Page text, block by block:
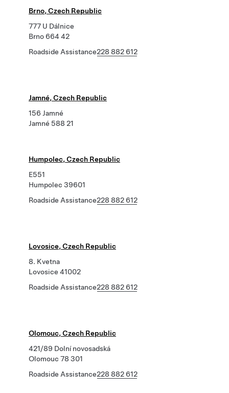
Brno, Czech Republic
777 U Dálnice
Brno 664 42
Roadside Assistance228 882 612
Jamné, Czech Republic
156 Jamné
Jamné 588 21
Humpolec, Czech Republic
E551
Humpolec 39601
Roadside Assistance228 882 612
Lovosice, Czech Republic
8. Kvetna
Lovosice 41002
Roadside Assistance228 882 612
Olomouc, Czech Republic
421/89 Dolní novosadská
Olomouc 78 301
Roadside Assistance228 882 612